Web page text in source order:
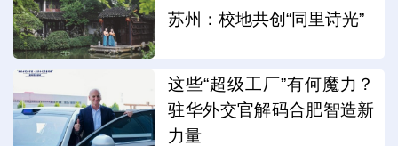
苏州：校地共创“同里诗光”
这些“超级工厂”有何魔力？
驻华外交官解码合肥智造新
力量